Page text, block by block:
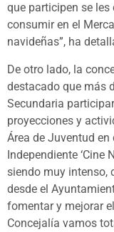
que participen se les
consumir en el
navideñas”, ha
De otro lado, la
destacado que más
Secundaria
proyecciones y
Área de Juventud
Independiente ‘Cine
siendo muy intenso,
desde el
fomentar y mejorar
Concejalía vamos